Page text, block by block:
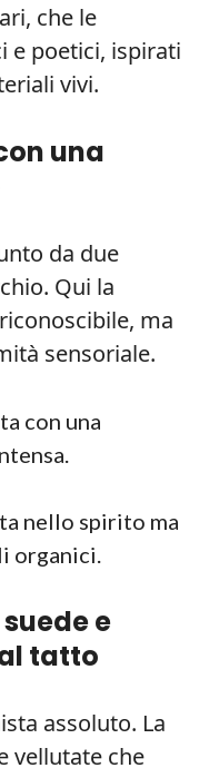
che le
e poetici, ispirati
vivi.
una
da due
Qui la
ma
sensoriale.
con una
nello spirito ma
organici.
e
tatto
assoluto. La
vellutate che